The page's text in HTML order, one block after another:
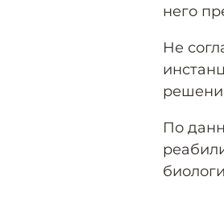
него
Не
По